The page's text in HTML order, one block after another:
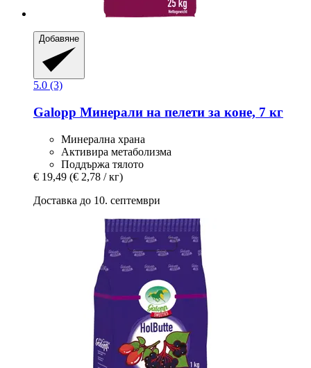
Добавяне
5.0 (3)
Galopp Минерали на пелети за коне, 7 кг
Минерална храна
Активира метаболизма
Поддържа тялото
€ 19,49 (€ 2,78 / кг)
Доставка до 10. септември